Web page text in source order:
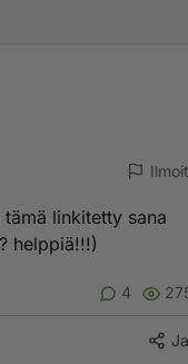
linkitetty sana
helppiä!!!)
4